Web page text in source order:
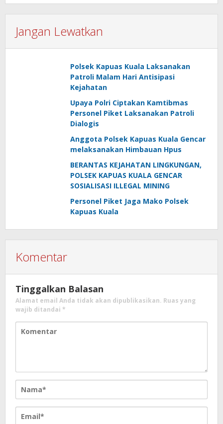
Jangan Lewatkan
Polsek Kapuas Kuala Laksanakan
Patroli Malam Hari Antisipasi
Kejahatan
Upaya Polri Ciptakan Kamtibmas
Personel Piket Laksanakan Patroli
Dialogis
Anggota Polsek Kapuas Kuala Gencar
melaksanakan Himbauan Hpus
BERANTAS KEJAHATAN LINGKUNGAN,
POLSEK KAPUAS KUALA GENCAR
SOSIALISASI ILLEGAL MINING
Personel Piket Jaga Mako Polsek
Kapuas Kuala
Komentar
Tinggalkan Balasan
Alamat email Anda tidak akan dipublikasikan. Ruas yang
wajib ditandai *